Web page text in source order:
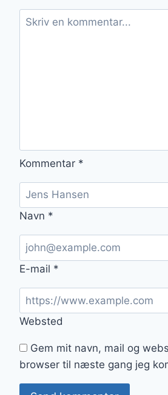
Kommentar *
Navn *
E-mail *
Websted
Gem mit navn, mail og
browser til næste gang jeg